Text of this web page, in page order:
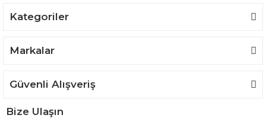
Kategoriler
Markalar
Güvenli Alışveriş
Bize Ulaşın